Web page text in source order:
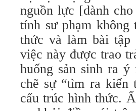
nguồn lực [dành
tính sư phạm
thức và làm bài tập
việc này được trao
huống sản sinh ra
chẽ sự “tìm ra kiến
cấu trúc hình thức.